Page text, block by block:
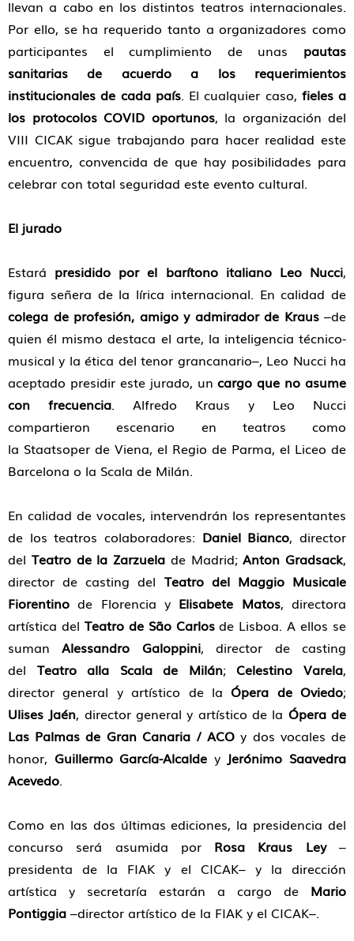
llevan a cabo en los distintos teatros internacionales.
Por ello, se ha requerido tanto a organizadores como
participantes el cumplimiento de unas pautas
sanitarias de acuerdo a los requerimientos
institucionales de cada país. El cualquier caso, fieles a
los protocolos COVID oportunos, la organización del
VIII CICAK sigue trabajando para hacer realidad este
encuentro, convencida de que hay posibilidades para
celebrar con total seguridad este evento cultural.
El jurado
Estará presidido por el barítono italiano Leo Nucci,
figura señera de la lírica internacional. En calidad de
colega de profesión, amigo y admirador de Kraus–de
quien él mismo destaca el arte, la inteligencia técnico-
musical y la ética del tenor grancanario–, Leo Nucci ha
aceptado presidir este jurado, uncargo que no asume
con frecuencia. Alfredo Kraus y Leo Nucci
compartieron escenario en teatros como
la Staatsoper de Viena, el Regio de Parma, el Liceo de
Barcelona o la Scala de Milán.
En calidad de vocales, intervendrán los representantes
de los teatros colaboradores: Daniel Bianco, director
del Teatro de la Zarzuela de Madrid;Anton Gradsack,
director de casting del Teatro del Maggio Musicale
Fiorentino de Florencia y Elisabete Matos, directora
artística del Teatro de São Carlosde Lisboa. A ellos se
sumanAlessandro Galoppini, director de casting
del Teatro alla Scala de Milán;Celestino Varela,
director general y artístico de laÓpera de Oviedo;
Ulises Jaén, director general y artístico de la Ópera de
Las Palmas de Gran Canaria / ACO y dos vocales de
honor, Guillermo García-Alcalde y Jerónimo Saavedra
Acevedo.
Como en las dos últimas ediciones, la presidencia del
concurso será asumida por Rosa Kraus Ley–
presidenta de la FIAK y el CICAK– y la dirección
artística y secretaría estarán a cargo de Mario
Pontiggia –director artístico de la FIAK y el CICAK–.